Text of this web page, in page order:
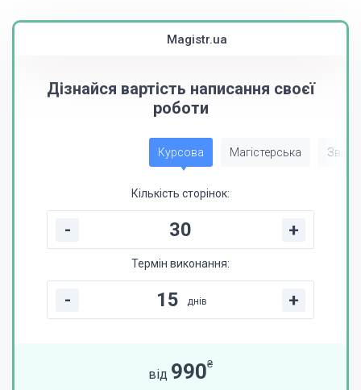
Magistr.ua
Дізнайся вартість написання своєї
роботи
Курсова Магістерська Звіт
Кількість сторінок:
- +
Термін виконання:
- днів +
від 990₴